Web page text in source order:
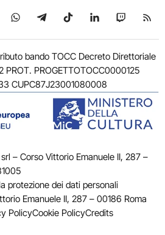
X su YouTube
Seguici su WhatsApp
Seguici su Telegram
Seguici su TikTok
Seguici su
Seguici
bando TOCC Decreto Direttoriale
PROT. PROGETTOTOCC0000125
CUPC87J23001080008
– Corso Vittorio Emanuele II, 287 –
protezione dei dati personali
Emanuele II, 287 – 00186 Roma
PolicyCookie PolicyCredits